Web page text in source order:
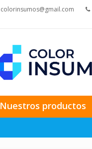
colorinsumos@gmail.com
Nuestros productos